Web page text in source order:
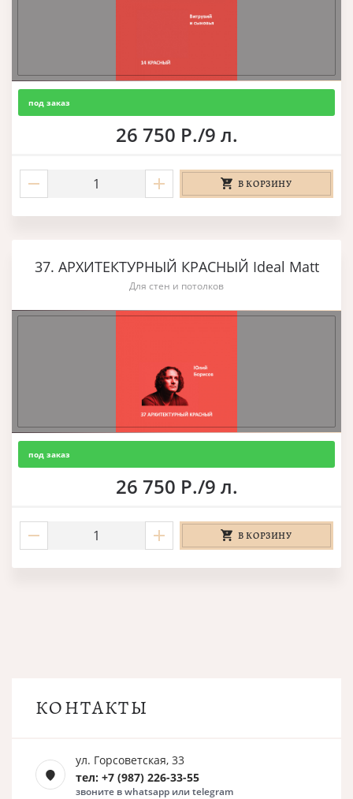
под заказ
26 750 Р./9 л.
В КОРЗИНУ
37. АРХИТЕКТУРНЫЙ КРАСНЫЙ Ideal Matt
Для стен и потолков
под заказ
26 750 Р./9 л.
В КОРЗИНУ
КОНТАКТЫ
ул. Горсоветская, 33
тел: +7 (987) 226-33-55
звоните в whatsapp или telegram